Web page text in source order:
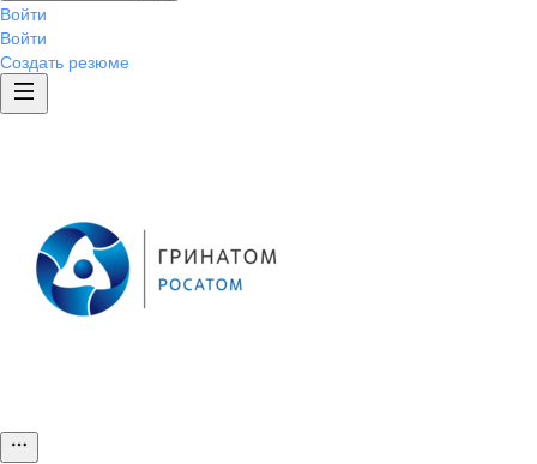
Войти
Войти
Создать резюме